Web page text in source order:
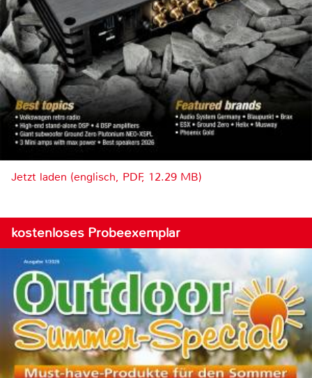
Jetzt laden (englisch, PDF, 12.29 MB)
kostenloses Probeexemplar